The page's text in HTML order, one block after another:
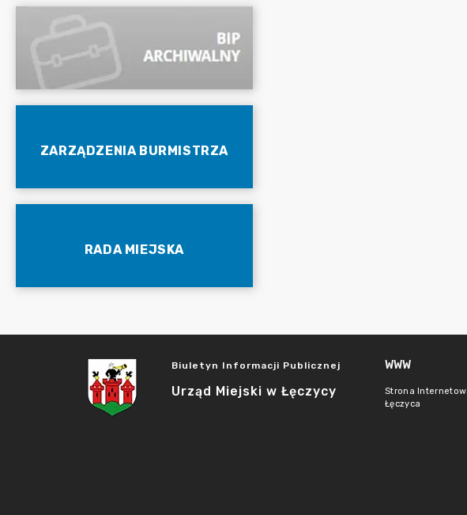
ZARZĄDZENIA BURMISTRZA
RADA MIEJSKA
Biuletyn Informacji Publicznej
Urząd Miejski w Łęczycy
WWW
Strona
Łęczyca